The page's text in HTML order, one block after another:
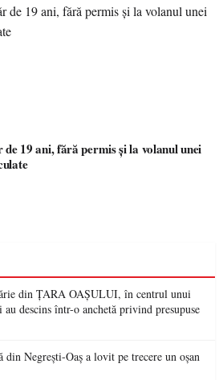
19 ani, fără permis și la volanul unei
din ȚARA OAȘULUI, în centrul unui
au descins într-o anchetă privind presupuse
din Negrești-Oaș a lovit pe trecere un oșan